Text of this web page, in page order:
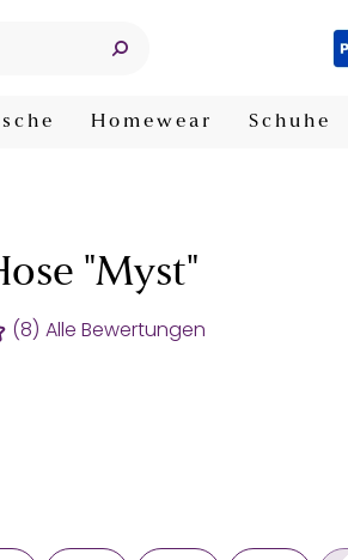
Homewear Schuhe
"Myst"
(8) Alle Bewertungen